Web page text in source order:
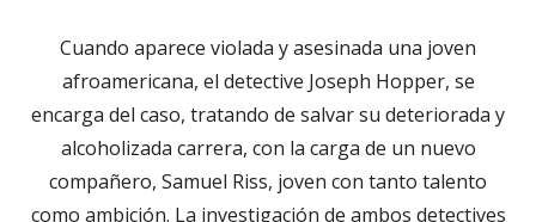
Cuando aparece violada y asesinada una joven
afroamericana, el detective Joseph Hopper, se
encarga del caso, tratando de salvar su deteriorada y
alcoholizada carrera, con la carga de un nuevo
compañero, Samuel Riss, joven con tanto talento
como ambición. La investigación de ambos detectives